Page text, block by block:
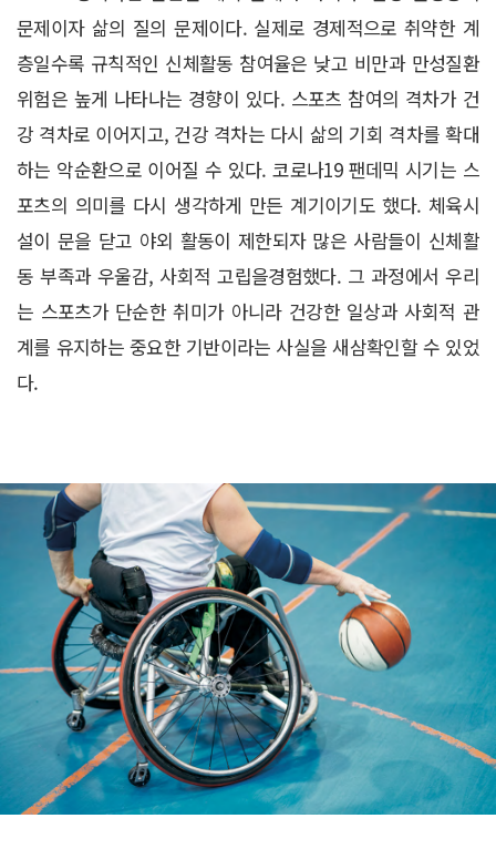
문제이자 삶의 질의 문제이다. 실제로 경제적으로 취약한 계
층일수록 규칙적인 신체활동 참여율은 낮고 비만과 만성질환
위험은 높게 나타나는 경향이 있다. 스포츠 참여의 격차가 건
강 격차로 이어지고, 건강 격차는 다시 삶의 기회 격차를 확대
하는 악순환으로 이어질 수 있다. 코로나19 팬데믹 시기는 스
포츠의 의미를 다시 생각하게 만든 계기이기도 했다. 체육시
설이 문을 닫고 야외 활동이 제한되자 많은 사람들이 신체활
동 부족과 우울감, 사회적 고립을경험했다. 그 과정에서 우리
는 스포츠가 단순한 취미가 아니라 건강한 일상과 사회적 관
계를 유지하는 중요한 기반이라는 사실을 새삼확인할 수 있었
다.